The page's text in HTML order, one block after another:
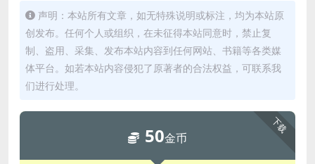
声明：本站所有文章，如无特殊说明或标注，均为本站原
创发布。任何个人或组织，在未征得本站同意时，禁止复
制、盗用、采集、发布本站内容到任何网站、书籍等各类媒
体平台。如若本站内容侵犯了原著者的合法权益，可联系我
们进行处理。
下载
50金币